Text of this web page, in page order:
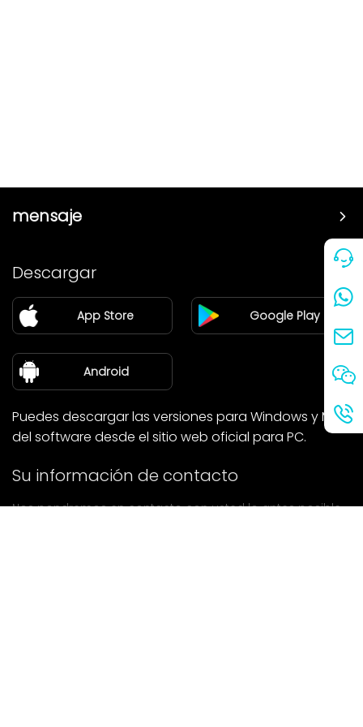
mensaje
Pareja
Blog
sobre nosotros
Descargar
App Store Google Play
Android
Puedes descargar las versiones para Windows y Mac
del software desde el sitio web oficial para PC.
Su información de contacto
Nos pondremos en contacto con usted lo antes posible.